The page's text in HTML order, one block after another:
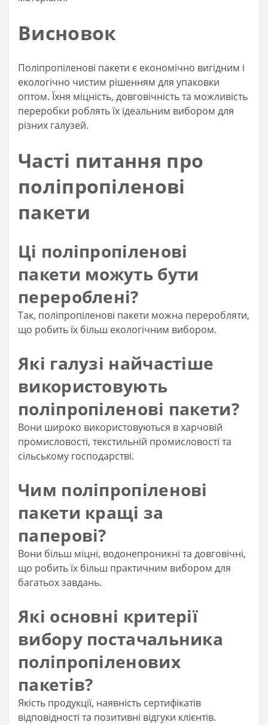
Висновок
Поліпропіленові пакети є економічно вигідним і
екологічно чистим рішенням для упаковки
оптом. Їхня міцність, довговічність та можливість
переробки роблять їх ідеальним вибором для
різних галузей.
Часті питання про
поліпропіленові
пакети
Ці поліпропіленові
пакети можуть бути
перероблені?
Так, поліпропіленові пакети можна переробляти,
що робить їх більш екологічним вибором.
Які галузі найчастіше
використовують
поліпропіленові пакети?
Вони широко використовуються в харчовій
промисловості, текстильній промисловості та
сільському господарстві.
Чим поліпропіленові
пакети кращі за
паперові?
Вони більш міцні, водонепроникні та довговічні,
що робить їх більш практичним вибором для
багатьох завдань.
Які основні критерії
вибору постачальника
поліпропіленових
пакетів?
Якість продукції, наявність сертифікатів
відповідності та позитивні відгуки клієнтів.